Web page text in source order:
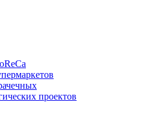
проектов